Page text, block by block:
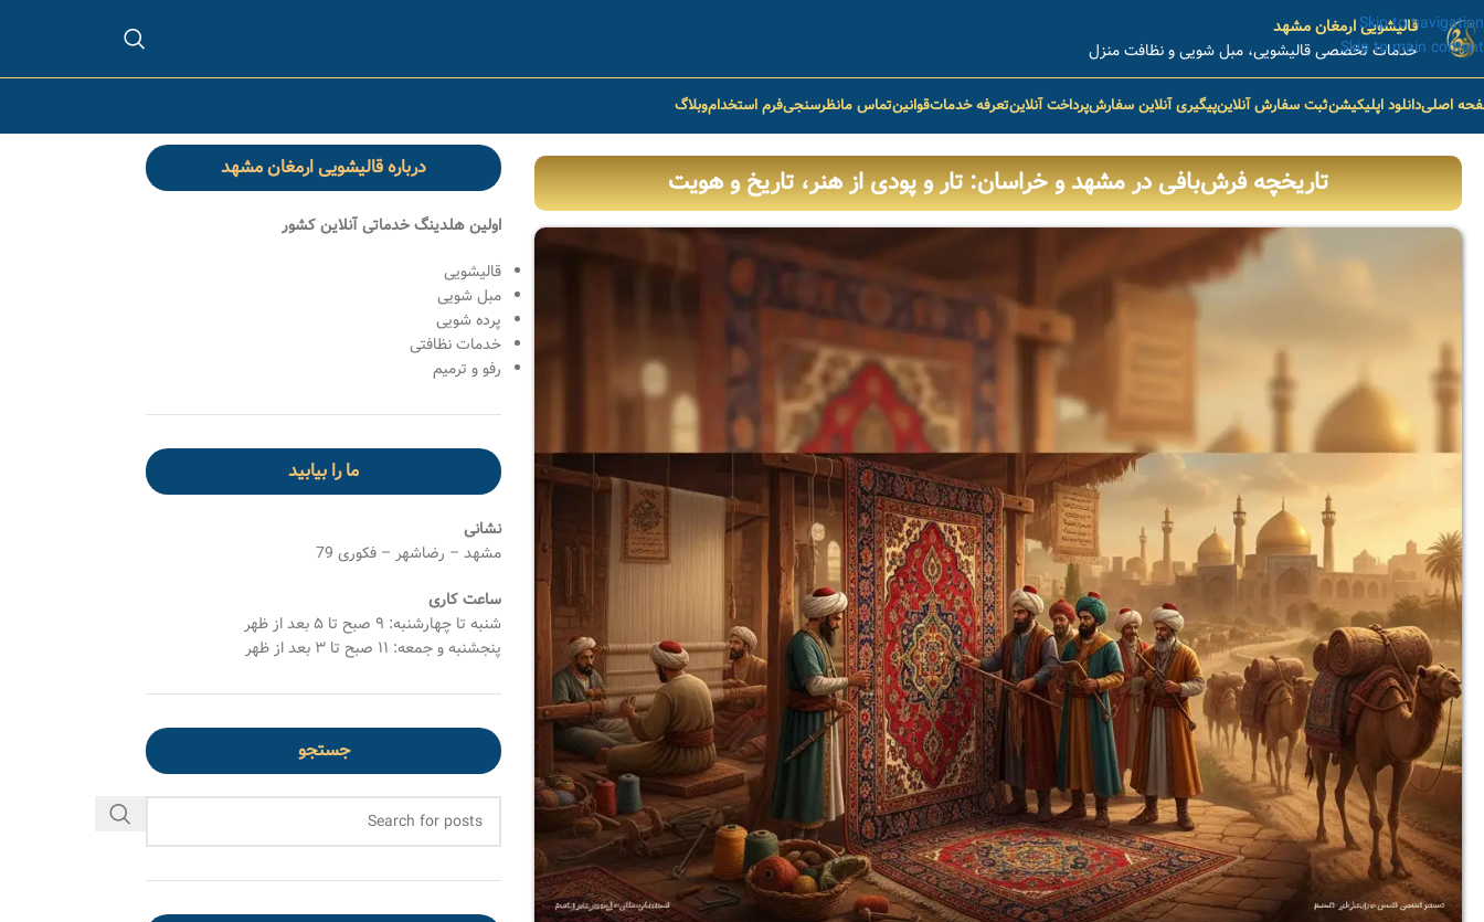
Skip to navigation
Skip to main content
قالیشویی ارمغان مشهد
خدمات تخصصی قالیشویی، مبل شویی و نظافت منزل
اصلیدانلود اپلیکیشنثبت سفارش آنلاینپیگیری آنلاین سفارشپرداخت آنلاینتعرفه خدماتقوانینتماس مانظرسنجیفرم استخداموبلاگ
تاریخچه فرش‌بافی در مشهد و خراسان: تار و پودی از هنر، تاریخ و هویت درباره قالیشویی ارمغان مشهد
اولین هلدینگ خدماتی آنلاین کشور
قالیشویی
مبل شویی
پرده شویی
خدمات نظافتی
رفو و ترمیم
ما را بیابید
نشانی
مشهد – رضاشهر – فکوری 79
ساعت کاری
شنبه تا چهارشنبه: ۹ صبح تا ۵ بعد از ظهر
پنجشنبه و جمعه: ۱۱ صبح تا ۳ بعد از ظهر
جستجو